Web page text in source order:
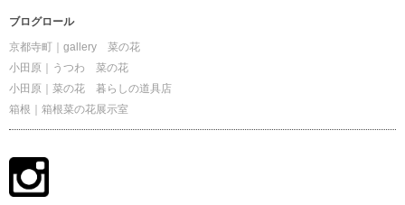
ブログロール
京都寺町｜gallery 菜の花
小田原｜うつわ 菜の花
小田原｜菜の花 暮らしの道具店
箱根｜箱根菜の花展示室